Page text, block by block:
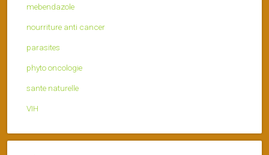
mebendazole
nourriture anti cancer
parasites
phyto oncologie
sante naturelle
VIH